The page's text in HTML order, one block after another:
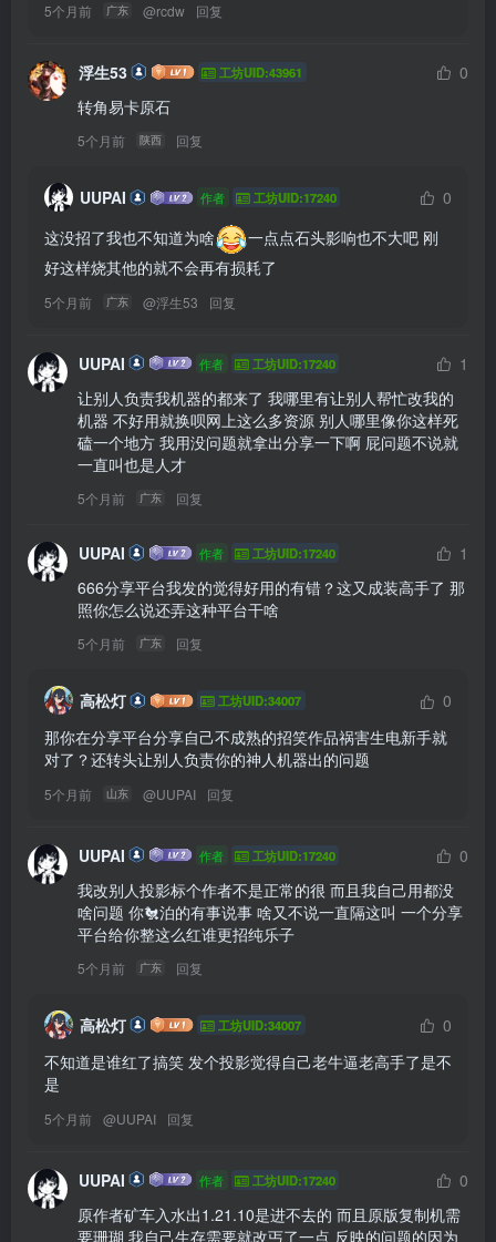
5个月前 广东 @rcdw 回复
浮生53 工坊UID:43961
0
转角易卡原石
5个月前 陕西 回复
UUPAI 作者 工坊UID:17240
0
这没招了我也不知道为啥
一点点石头影响也不大吧 刚
好这样烧其他的就不会再有损耗了
5个月前 广东 @浮生53 回复
UUPAI 作者 工坊UID:17240
1
让别人负责我机器的都来了 我哪里有让别人帮忙改我的
机器 不好用就换呗网上这么多资源 别人哪里像你这样死
磕一个地方 我用没问题就拿出分享一下啊 屁问题不说就
一直叫也是人才
5个月前 广东 回复
UUPAI 作者 工坊UID:17240
1
666分享平台我发的觉得好用的有错？这又成装高手了 那
照你怎么说还弄这种平台干啥
5个月前 广东 回复
高松灯 工坊UID:34007
0
那你在分享平台分享自己不成熟的招笑作品祸害生电新手就
对了？还转头让别人负责你的神人机器出的问题
5个月前 山东 @UUPAI 回复
UUPAI 作者 工坊UID:17240
0
我改别人投影标个作者不是正常的很 而且我自己用都没
啥问题 你🐔泊的有事说事 啥又不说一直隔这叫 一个分享
平台给你整这么红谁更招纯乐子
5个月前 广东 回复
高松灯 工坊UID:34007
0
不知道是谁红了搞笑 发个投影觉得自己老牛逼老高手了是不
是
5个月前 @UUPAI 回复
UUPAI 作者 工坊UID:17240
0
原作者矿车入水出1.21.10是进不去的 而且原版复制机需
要珊瑚 我自己生存需要就改丐了一点 反映的问题的因为